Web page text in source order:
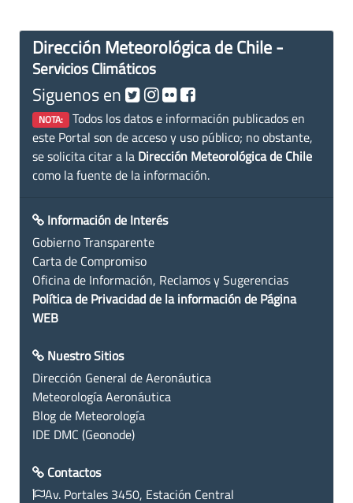
Dirección Meteorológica de Chile -
Servicios Climáticos
Siguenos en
NOTA: Todos los datos e información publicados en
este Portal son de acceso y uso público; no obstante,
se solicita citar a la Dirección Meteorológica de Chile
como la fuente de la información.
Información de Interés
Gobierno Transparente
Carta de Compromiso
Oficina de Información, Reclamos y Sugerencias
Política de Privacidad de la información de Página
WEB
Nuestro Sitios
Dirección General de Aeronáutica
Meteorología Aeronáutica
Blog de Meteorología
IDE DMC (Geonode)
Contactos
Av. Portales 3450, Estación Central